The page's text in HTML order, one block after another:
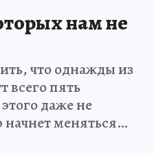
нам не
что однажды из
всего пять
даже не
начнет меняться…